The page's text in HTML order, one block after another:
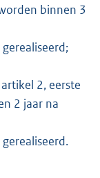
binnen 3
2, eerste
2 jaar na